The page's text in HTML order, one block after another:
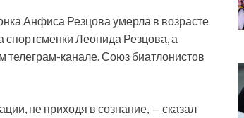
Анфиса Резцова умерла в возрасте
Леонида Резцова, а
телеграм-канале. Союз биатлонистов
не приходя в сознание, — сказал